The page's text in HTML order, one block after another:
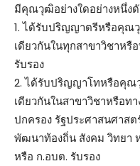
มีคุณวุฒิอย่างใดอย่างหนึ่ง
1. ได้รับปริญญาตรีหรือคุณ
เดียวกันในทุกสาขาวิชาหรื
รับรอง
2. ได้รับปริญญาโทหรือคุณ
เดียวกันในสาขาวิชาหรือท
ปกครอง รัฐประศาสนศาส
พัฒนาท้องถิ่น สังคม วิทยา
หรือ ก.อบต. รับรอง